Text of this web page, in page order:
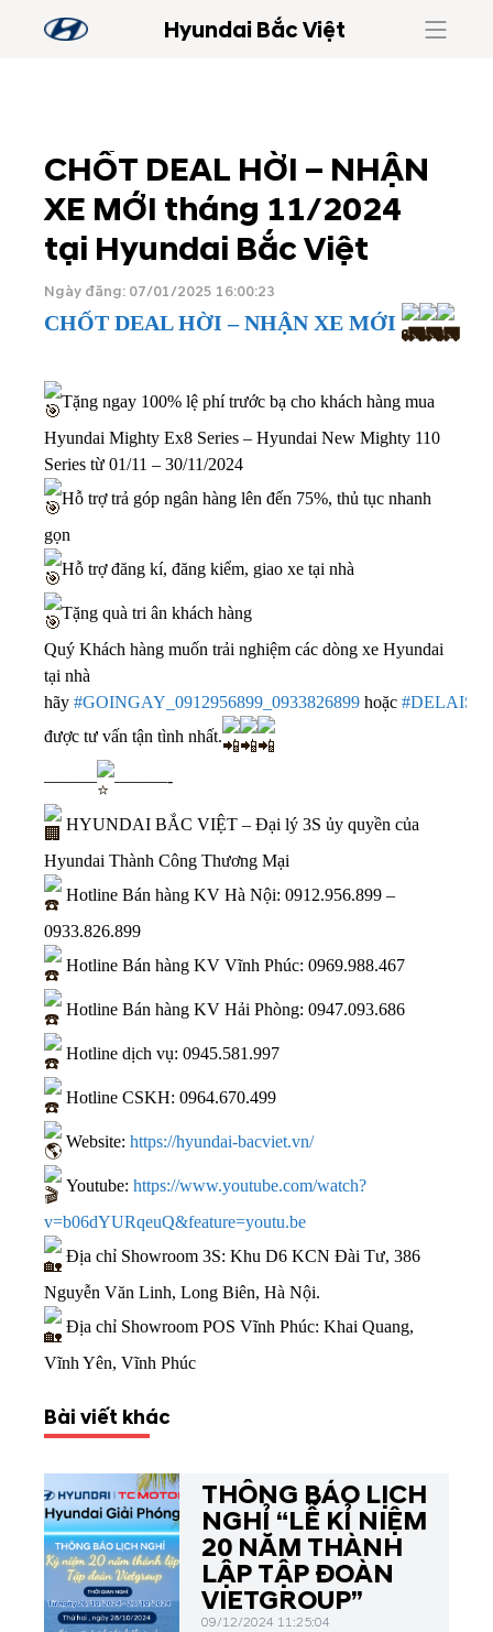
Hyundai Bắc Việt
CHỐT DEAL HỜI – NHẬN
XE MỚI tháng 11/2024
tại Hyundai Bắc Việt
Ngày đăng: 07/01/2025 16:00:23
CHỐT DEAL HỜI – NHẬN XE MỚI
Tặng ngay 100% lệ phí trước bạ cho khách hàng mua
Hyundai Mighty Ex8 Series – Hyundai New Mighty 110
Series từ 01/11 – 30/11/2024
Hỗ trợ trả góp ngân hàng lên đến 75%, thủ tục nhanh
gọn
Hỗ trợ đăng kí, đăng kiểm, giao xe tại nhà
Tặng quà tri ân khách hàng
Quý Khách hàng muốn trải nghiệm các dòng xe Hyundai
tại nhà
hãy #GOINGAY_0912956899_0933826899 hoặc
được tư vấn tận tình nhất.
——— ———-
HYUNDAI BẮC VIỆT – Đại lý 3S ủy quyền của
Hyundai Thành Công Thương Mại
Hotline Bán hàng KV Hà Nội: 0912.956.899 –
0933.826.899
Hotline Bán hàng KV Vĩnh Phúc: 0969.988.467
Hotline Bán hàng KV Hải Phòng: 0947.093.686
Hotline dịch vụ: 0945.581.997
Hotline CSKH: 0964.670.499
Website: https://hyundai-bacviet.vn/
Youtube: https://www.youtube.com/watch?
v=b06dYURqeuQ&feature=youtu.be
Địa chỉ Showroom 3S: Khu D6 KCN Đài Tư, 386
Nguyễn Văn Linh, Long Biên, Hà Nội.
Địa chỉ Showroom POS Vĩnh Phúc: Khai Quang,
Vĩnh Yên, Vĩnh Phúc
Bài viết khác
THÔNG BÁO LỊCH
NGHỈ “LỄ KỈ NIỆM
20 NĂM THÀNH
LẬP TẬP ĐOÀN
VIETGROUP”
09/12/2024 11:25:04